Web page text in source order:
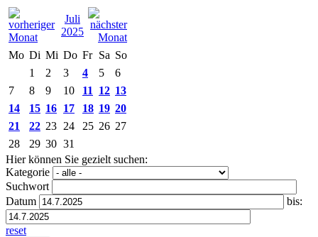
Juli
2025
Mo Di Mi Do Fr Sa So
1
2 3 4 5
6
7
8 9 10 11 12 13
14
15 16 17 18 19 20
21
22 23 24 25 26 27
28
29 30 31
Hier können Sie gezielt suchen:
Kategorie
Suchwort
Datum
bis:
reset